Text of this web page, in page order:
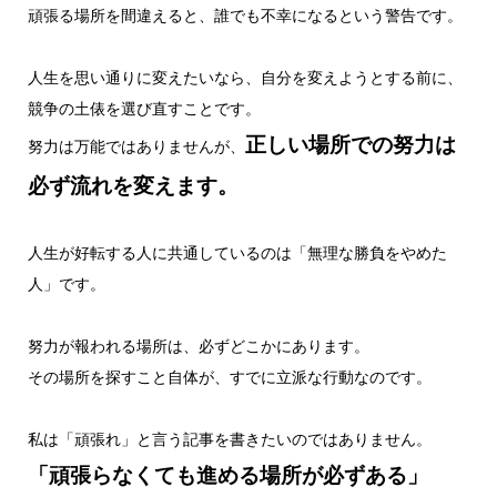
頑張る場所を間違えると、誰でも不幸になるという警告です。
人生を思い通りに変えたいなら、自分を変えようとする前に、
競争の土俵を選び直すことです。
努力は万能ではありませんが、 正しい場所での努力は
必ず流れを変えます。
人生が好転する人に共通しているのは「無理な勝負をやめた
人」です。
努力が報われる場所は、必ずどこかにあります。
その場所を探すこと自体が、すでに立派な行動なのです。
私は「頑張れ」と言う記事を書きたいのではありません。
「頑張らなくても進める場所が必ずある」